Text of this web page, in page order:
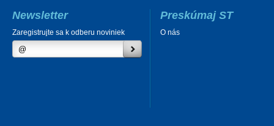
Newsletter
Zaregistrujte sa k odberu noviniek
Preskúmaj ST
O nás